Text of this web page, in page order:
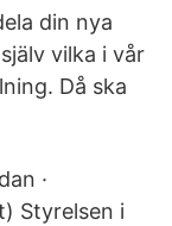
din nya
vilka i vår
Då ska
·
Styrelsen i